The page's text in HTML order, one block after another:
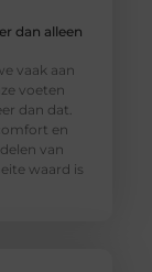
dan alleen
vaak aan
voeten
dan dat.
en
van
waard is